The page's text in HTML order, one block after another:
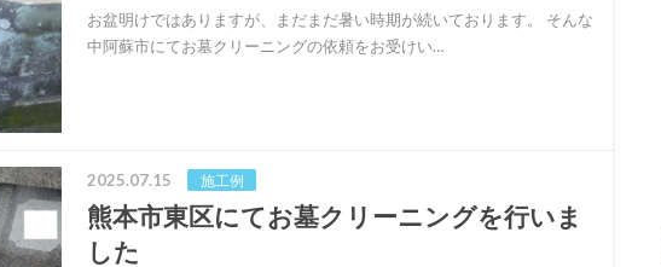
お盆明けではありますが、まだまだ暑い時期が続いております。 そんな
中阿蘇市にてお墓クリーニングの依頼をお受けい…
2025.07.15 施工例
熊本市東区にてお墓クリーニングを行いま
した